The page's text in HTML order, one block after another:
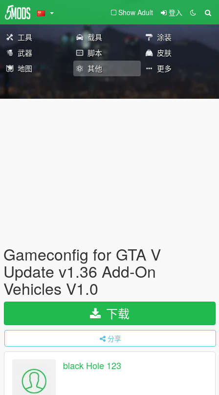
Show Adult 登入
工具 载具
涂装
武器
脚本
皮肤
地图
其他 更多
Gameconfig for GTA V
Update v1.36 Add-On
Vehicles V1.0
下载
分享
black Hole 123